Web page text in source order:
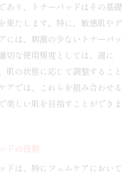
あり、トナーパッドはその基礎
果たします。特に、敏感肌やデ
には、刺激の少ないトナーパッ
切な使用頻度としては、週に
肌の状態に応じて調整すること
アでは、これらを組み合わせる
美しい肌を目指すことができま
ドの役割
ドは、特にフェムケアにおいて